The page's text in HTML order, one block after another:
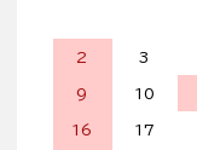
2 3
9 10
16 17